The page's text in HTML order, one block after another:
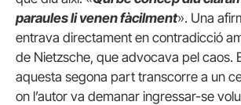
paraules li venen fàcilment». Una
entrava directament en contradicció
de Nietzsche, que advocava pel caos.
aquesta segona part transcorre a un
on l’autor va demanar ingressar-se